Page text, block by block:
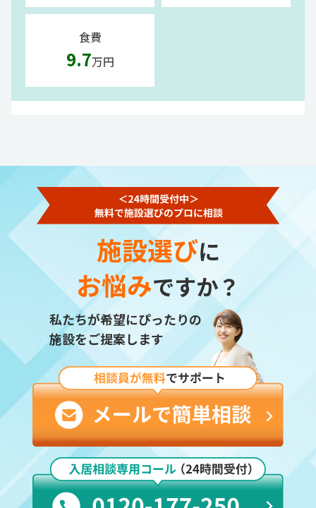
食費
9.7万円
施設選びに
お悩みですか？
私たちが希望にぴったりの
施設をご提案します